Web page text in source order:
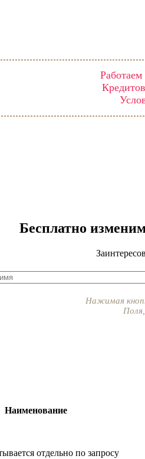
Бесплатно
Нажимая
Наименование
отдельно по запросу